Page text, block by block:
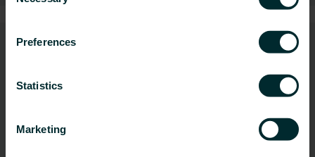
Preferences
Statistics
Marketing